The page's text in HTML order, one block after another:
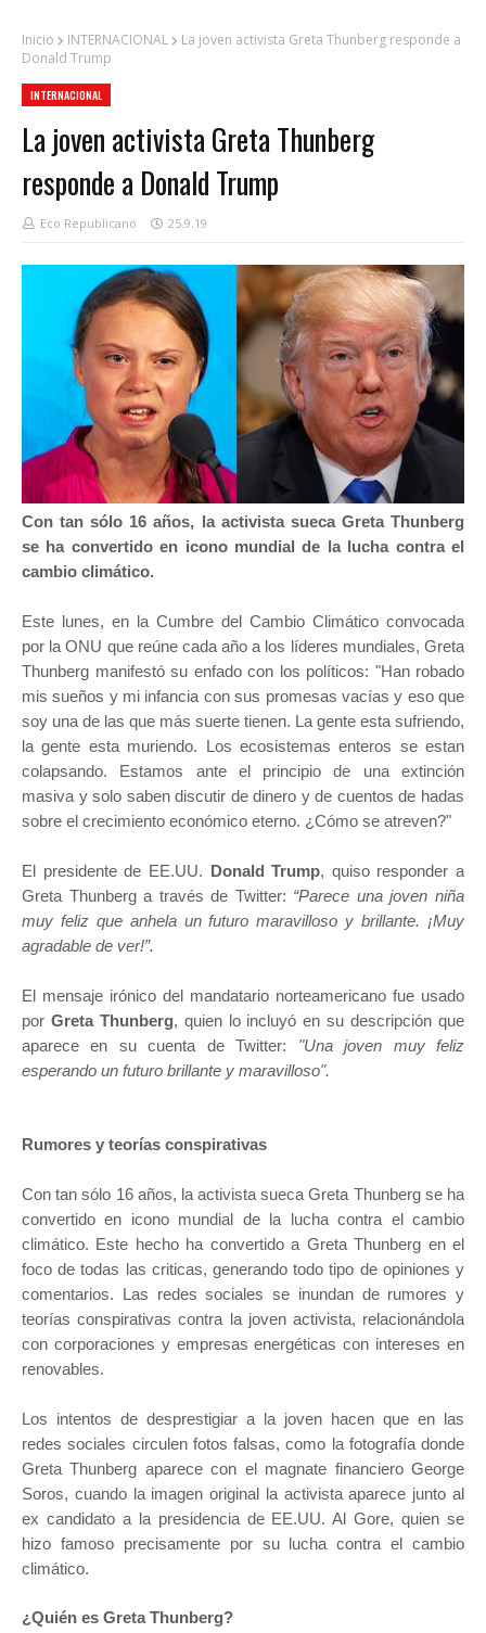
Inicio INTERNACIONAL
La joven activista Greta Thunberg responde a
Donald Trump
INTERNACIONAL
La joven activista Greta Thunberg
responde a Donald Trump
Eco Republicano 25.9.19
Con tan sólo 16 años, la activista sueca Greta Thunberg
se ha convertido en icono mundial de la lucha contra el
cambio climático.
Este lunes, en la Cumbre del Cambio Climático convocada
por la ONU que reúne cada año a los líderes mundiales, Greta
Thunberg manifestó su enfado con los políticos: "Han robado
mis sueños y mi infancia con sus promesas vacías y eso que
soy una de las que más suerte tienen. La gente esta sufriendo,
la gente esta muriendo. Los ecosistemas enteros se estan
colapsando. Estamos ante el principio de una extinción
masiva y solo saben discutir de dinero y de cuentos de hadas
sobre el crecimiento económico eterno. ¿Cómo se atreven?"
El presidente de EE.UU. Donald Trump, quiso responder a
Greta Thunberg a través de Twitter: “Parece una joven niña
muy feliz que anhela un futuro maravilloso y brillante. ¡Muy
agradable de ver!”.
El mensaje irónico del mandatario norteamericano fue usado
por Greta Thunberg, quien lo incluyó en su descripción que
aparece en su cuenta de Twitter: "Una joven muy feliz
esperando un futuro brillante y maravilloso".
Rumores y teorías conspirativas
Con tan sólo 16 años, la activista sueca Greta Thunberg se ha
convertido en icono mundial de la lucha contra el cambio
climático. Este hecho ha convertido a Greta Thunberg en el
foco de todas las criticas, generando todo tipo de opiniones y
comentarios. Las redes sociales se inundan de rumores y
teorías conspirativas contra la joven activista, relacionándola
con corporaciones y empresas energéticas con intereses en
renovables.
Los intentos de desprestigiar a la joven hacen que en las
redes sociales circulen fotos falsas, como la fotografía donde
Greta Thunberg aparece con el magnate financiero George
Soros, cuando la imagen original la activista aparece junto al
ex candidato a la presidencia de EE.UU. Al Gore, quien se
hizo famoso precisamente por su lucha contra el cambio
climático.
¿Quién es Greta Thunberg?